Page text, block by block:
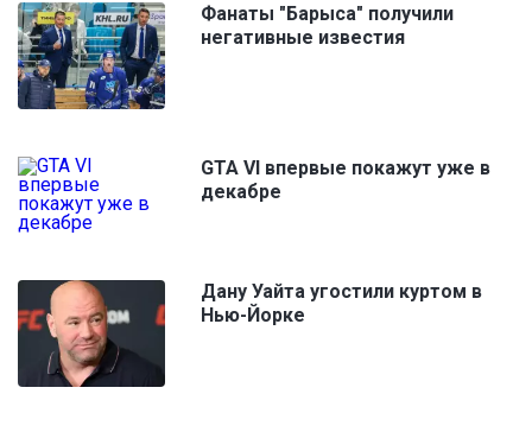
Фанаты "Барыса" получили
негативные известия
GTA VI впервые покажут уже в
декабре
Дану Уайта угостили куртом в
Нью-Йорке